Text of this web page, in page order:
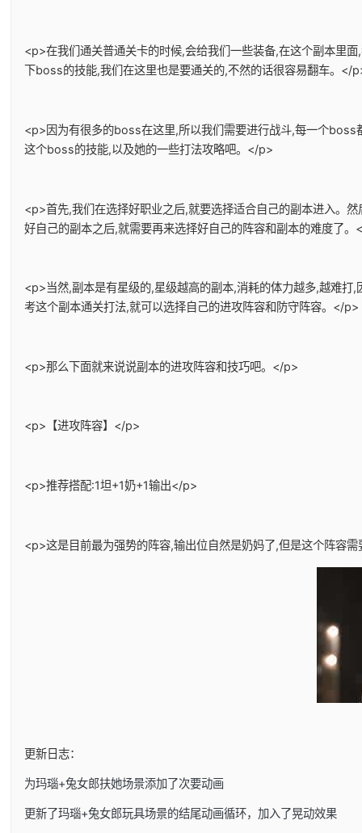
<p>在我们通关普通关卡的时候,会给我们一些装备,在这个副本里
下boss的技能,我们在这里也是要通关的,不然的话很容易翻车。</
<p>因为有很多的boss在这里,所以我们需要进行战斗,每一个
这个boss的技能,以及她的一些打法攻略吧。</p>
<p>首先,我们在选择好职业之后,就要选择适合自己的副本进入。
好自己的副本之后,就需要再来选择好自己的阵容和副本的难度了。
<p>当然,副本是有星级的,星级越高的副本,消耗的体力越多,越难
考这个副本通关打法,就可以选择自己的进攻阵容和防守阵容。</p>
<p>那么下面就来说说副本的进攻阵容和技巧吧。</p>
<p>【进攻阵容】</p>
<p>推荐搭配:1坦+1奶+1输出</p>
<p>这是目前最为强势的阵容,输出位自然是奶妈了,但是这个阵容
更新日志：
为玛瑙+兔女郎扶她场景添加了次要动画
更新了玛瑙+兔女郎玩具场景的结尾动画循环，加入了晃动效果